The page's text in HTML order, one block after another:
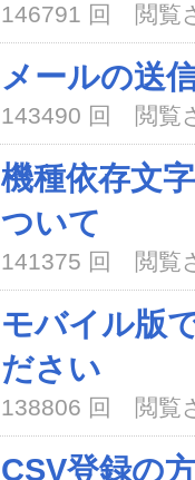
146791 回 閲覧
メールの送
143490 回 閲覧
機種依存文
ついて
141375 回 閲覧
モバイル版
ださい
138806 回 閲覧
CSV登録の